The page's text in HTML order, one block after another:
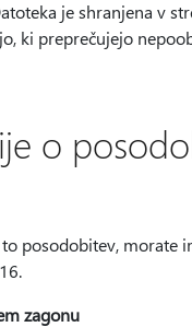
je shranjena v
ki preprečujejo
o
posodobitev, morate
zagonu